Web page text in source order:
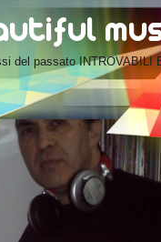
del passato INTROVABILI